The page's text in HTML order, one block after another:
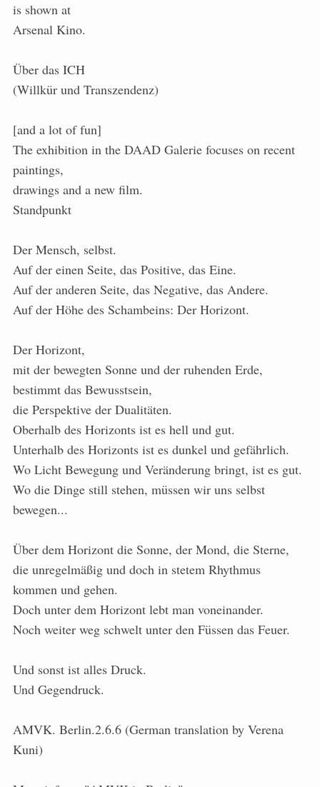
is shown at
Arsenal Kino.
Über das ICH
(Willkür und Transzendenz)
[and a lot of fun]
The exhibition in the DAAD Galerie focuses on recent
paintings,
drawings and a new film.
Standpunkt
Der Mensch, selbst.
Auf der einen Seite, das Positive, das Eine.
Auf der anderen Seite, das Negative, das Andere.
Auf der Höhe des Schambeins: Der Horizont.
Der Horizont,
mit der bewegten Sonne und der ruhenden Erde,
bestimmt das Bewusstsein,
die Perspektive der Dualitäten.
Oberhalb des Horizonts ist es hell und gut.
Unterhalb des Horizonts ist es dunkel und gefährlich.
Wo Licht Bewegung und Veränderung bringt, ist es gut.
Wo die Dinge still stehen, müssen wir uns selbst
bewegen...
Über dem Horizont die Sonne, der Mond, die Sterne,
die unregelmäßig und doch in stetem Rhythmus
kommen und gehen.
Doch unter dem Horizont lebt man voneinander.
Noch weiter weg schwelt unter den Füssen das Feuer.
Und sonst ist alles Druck.
Und Gegendruck.
AMVK. Berlin.2.6.6 (German translation by Verena
Kuni)